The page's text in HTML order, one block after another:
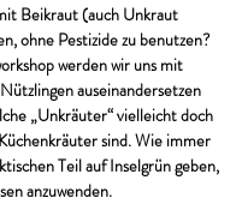
Beikraut (auch Unkraut
ohne Pestizide zu benutzen?
werden wir uns mit
auseinandersetzen
„Unkräuter“ vielleicht doch
sind. Wie immer
Teil auf Inselgrün geben,
anzuwenden.